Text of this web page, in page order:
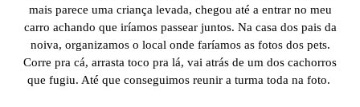
mais parece uma criança levada, chegou até a entrar no meu
carro achando que iríamos passear juntos. Na casa dos pais da
noiva, organizamos o local onde faríamos as fotos dos pets.
Corre pra cá, arrasta toco pra lá, vai atrás de um dos cachorros
que fugiu. Até que conseguimos reunir a turma toda na foto.